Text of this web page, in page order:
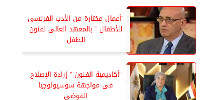
”أعمال مختارة من الأدب الفرنسى
للأطفال ” بالمعهد العالى لفنون
الطفل
”أكاديمية الفنون ” إرادة الإصلاح
فى مواجهة سوسيولوجيا
الفوضى